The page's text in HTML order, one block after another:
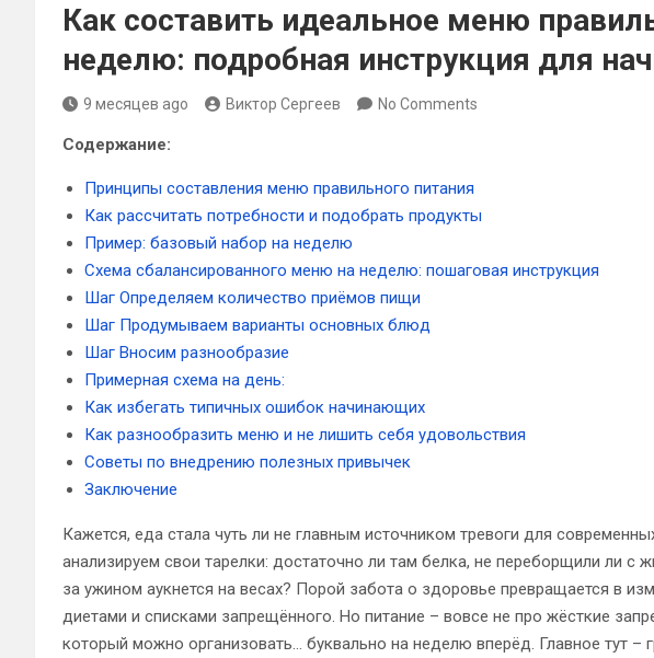
Как составить идеальное меню
неделю: подробная инструкция для
9 месяцев ago Виктор Сергеев No Comments
Содержание:
Принципы составления меню правильного питания
Как рассчитать потребности и подобрать продукты
Пример: базовый набор на неделю
Схема сбалансированного меню на неделю: пошаговая инструкция
Шаг Определяем количество приёмов пищи
Шаг Продумываем варианты основных блюд
Шаг Вносим разнообразие
Примерная схема на день:
Как избегать типичных ошибок начинающих
Как разнообразить меню и не лишить себя удовольствия
Советы по внедрению полезных привычек
Заключение
Кажется, еда стала чуть ли не главным источником тревоги для
анализируем свои тарелки: достаточно ли там белка, не переборщили ли с
за ужином аукнется на весах? Порой забота о здоровье превращается в
диетами и списками запрещённого. Но питание – вовсе не про жёсткие
который можно организовать… буквально на неделю вперёд. Главное тут –